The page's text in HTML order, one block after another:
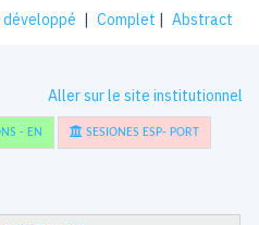
développé | Complet | Abstract
Aller sur le site institutionnel
- EN SESIONES ESP- PORT